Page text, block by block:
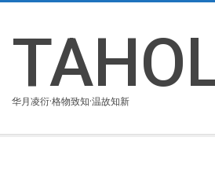
content
华月凌衍·格物致知·温故知新